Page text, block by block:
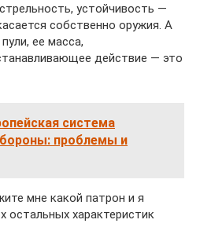
устойчивость —
собственно оружия. А
ее масса,
действие — это
система
проблемы и
мне какой патрон и я
остальных характеристик